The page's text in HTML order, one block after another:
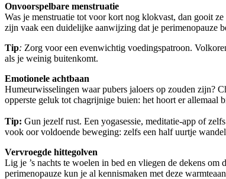
Onvoorspelbare menstruatie
Was je menstruatie tot voor kort nog klokvast, dan gooit
zijn vaak een duidelijke aanwijzing dat je perimenopauze
Tip: Zorg voor een evenwichtig voedingspatroon.
als je weinig buitenkomt.
Emotionele achtbaan
Humeurwisselingen waar pubers jaloers op zouden zijn?
opperste geluk tot chagrijnige buien: het hoort er allemaal
Tip: Gun jezelf rust. Een yogasessie, meditatie-app of
vook oor voldoende beweging: zelfs een half uurtje
Vervroegde hittegolven
Lig je ’s nachts te woelen in bed en vliegen de dekens
perimenopauze kun je al kennismaken met deze